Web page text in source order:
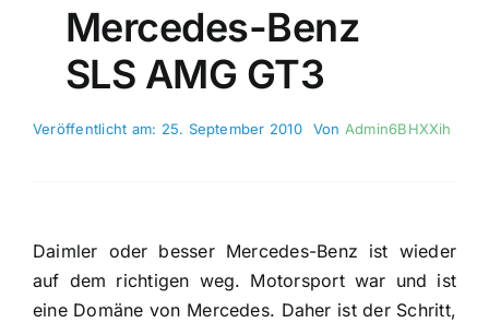
Mercedes-Benz
SLS AMG GT3
Veröffentlicht am: 25. September 2010 Von Admin6BHXXih
Daimler oder besser Mercedes-Benz ist wieder
auf dem richtigen weg. Motorsport war und ist
eine Domäne von Mercedes. Daher ist der Schritt,